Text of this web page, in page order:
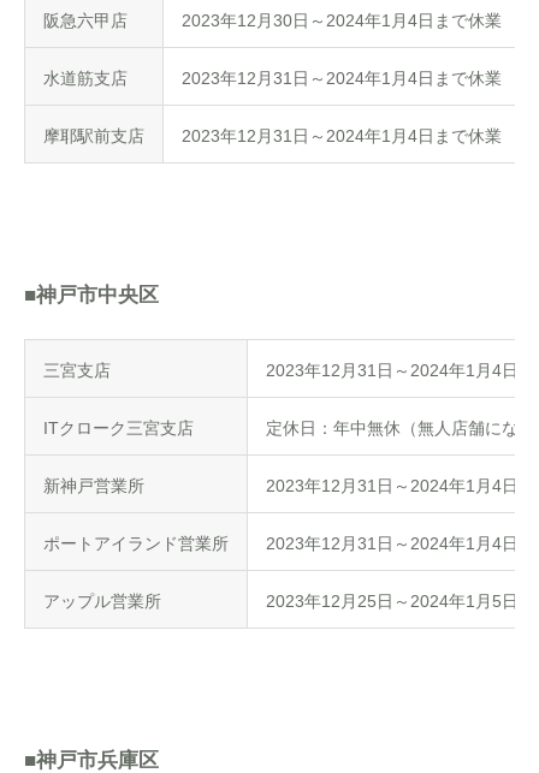
阪急六甲店 2023年12月30日～2024年1月4日まで休業
水道筋支店 2023年12月31日～2024年1月4日まで休業
摩耶駅前支店 2023年12月31日～2024年1月4日まで休業
■神戸市中央区
三宮支店 2023年12月31日～2024年1月4日ま
ITクローク三宮支店 定休日：年中無休（無人店舗にな
新神戸営業所 2023年12月31日～2024年1月4日ま
ポートアイランド営業所 2023年12月31日～2024年1月4日ま
アップル営業所 2023年12月25日～2024年1月5日ま
■神戸市兵庫区